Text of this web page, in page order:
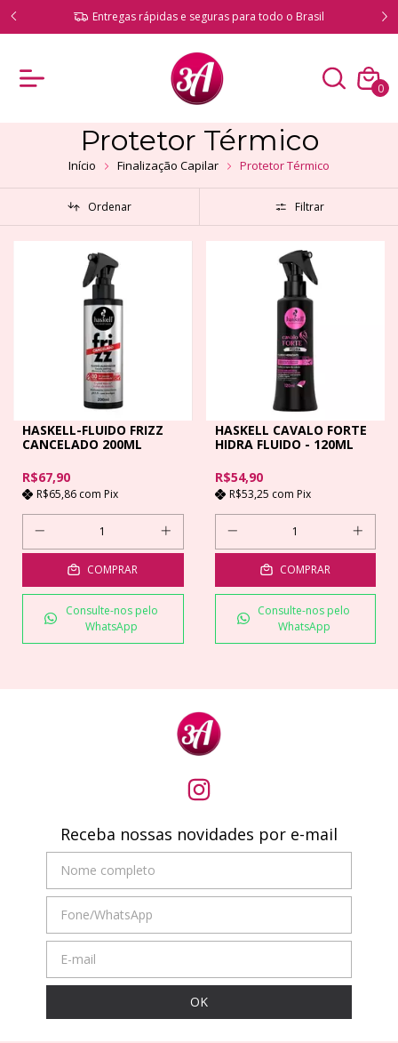
Entregas rápidas e seguras para todo o Brasil
0
Protetor Térmico
Início Finalização Capilar Protetor Térmico
Ordenar Filtrar
HASKELL-FLUIDO FRIZZ
CANCELADO 200ML
R$67,90
R$65,86 com Pix
COMPRAR
Consulte-nos pelo
WhatsApp
HASKELL CAVALO FORTE
HIDRA FLUIDO - 120ML
R$54,90
R$53,25 com Pix
COMPRAR
Consulte-nos pelo
WhatsApp
Receba nossas novidades por e-mail